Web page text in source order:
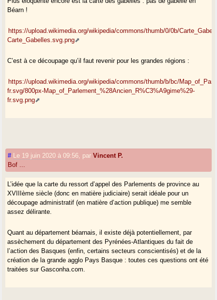
Béarn !
https://upload.wikimedia.org/wikipedia/commons/thumb/0/0b/
Carte_Gabelles.svg.png
C’est à ce découpage qu’il faut revenir pour les grandes régions :
https://upload.wikimedia.org/wikipedia/commons/thumb/b/bc/
fr.svg/800px-Map_of_Parlement_%28Ancien_R%C3%A9gime%29-
fr.svg.png
# Le 19 juin 2020 à 09:56 parVincent P.
Bof ...
L’idée que la carte du ressort d’appel des Parlements de province au
XVIIIème siècle (donc en matière judiciaire) serait idéale pour un
découpage administratif (en matière d’action publique) me semble
assez délirante.
Quant au département béarnais, il existe déjà potentiellement, par
assèchement du département des Pyrénées-Atlantiques du fait de
l’action des Basques (enfin, certains secteurs conscientisés) et de la
création de la grande agglo Pays Basque : toutes ces questions ont été
traitées sur Gasconha.com.